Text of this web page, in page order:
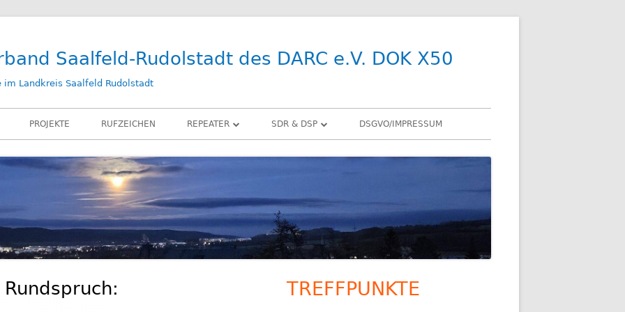
Saalfeld-Rudolstadt des DARC e.V. DOK X50
im Landkreis Saalfeld Rudolstadt
PROJEKTE RUFZEICHEN REPEATER
DB0SLF / TEST
SDR & DSP
LAN-IQ SDR
BELKA DX
DSGVO/IMPRESSUM
Haupt-
TREFFPUNKTE